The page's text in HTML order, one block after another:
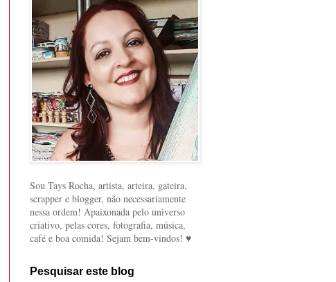
Sou Tays Rocha, artista, arteira, gateira,
scrapper e blogger, não necessariamente
nessa ordem! Apaixonada pelo universo
criativo, pelas cores, fotografia, música,
café e boa comida! Sejam bem-vindos! ♥
Pesquisar este blog